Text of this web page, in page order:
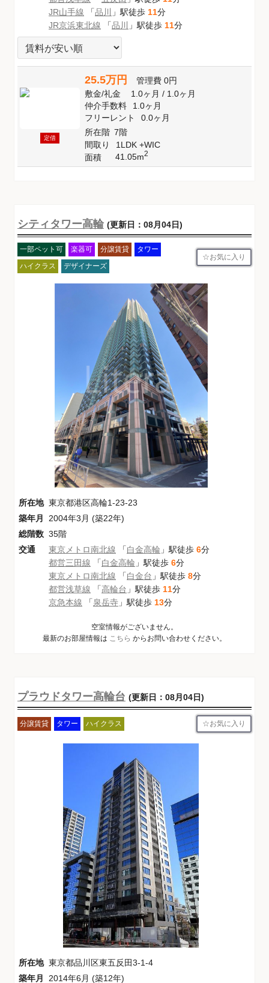
JR山手線 「品川 」駅徒歩 11分
JR京浜東北線 「品川 」駅徒歩 11分
定借
25.5万円 管理費 0円
敷金/礼金 1.0ヶ月/ 1.0ヶ月
仲介手数料
1.0ヶ月
フリーレント
0.0ヶ月
所在階 7階
間取り
1LDK +WIC
面積
41.05m2
シティタワー高輪 (更新日：08月04日)
一部ペット可 楽器可 分譲賃貸
タワー
ハイクラス
デザイナーズ
お気に入り
所在地 東京都港区高輪1-23-23
築年月
2004年3月 (築22年)
総階数 35階
交通
東京メトロ南北線 「白金高輪 」駅徒歩 6分
都営三田線 「白金高輪 」駅徒歩 6分
東京メトロ南北線 「白金台 」駅徒歩 8分
都営浅草線 「高輪台 」駅徒歩 11分
京急本線 「泉岳寺 」駅徒歩 13分
空室情報がございません。
最新のお部屋情報は こちら からお問い合わせください。
プラウドタワー高輪台 (更新日：08月04日)
分譲賃貸 タワー ハイクラス お気に入り
所在地 東京都品川区東五反田3-1-4
築年月
2014年6月 (築12年)